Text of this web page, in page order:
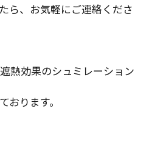
ら、お気軽にご連絡くださ
熱効果のシュミレーション
おります。